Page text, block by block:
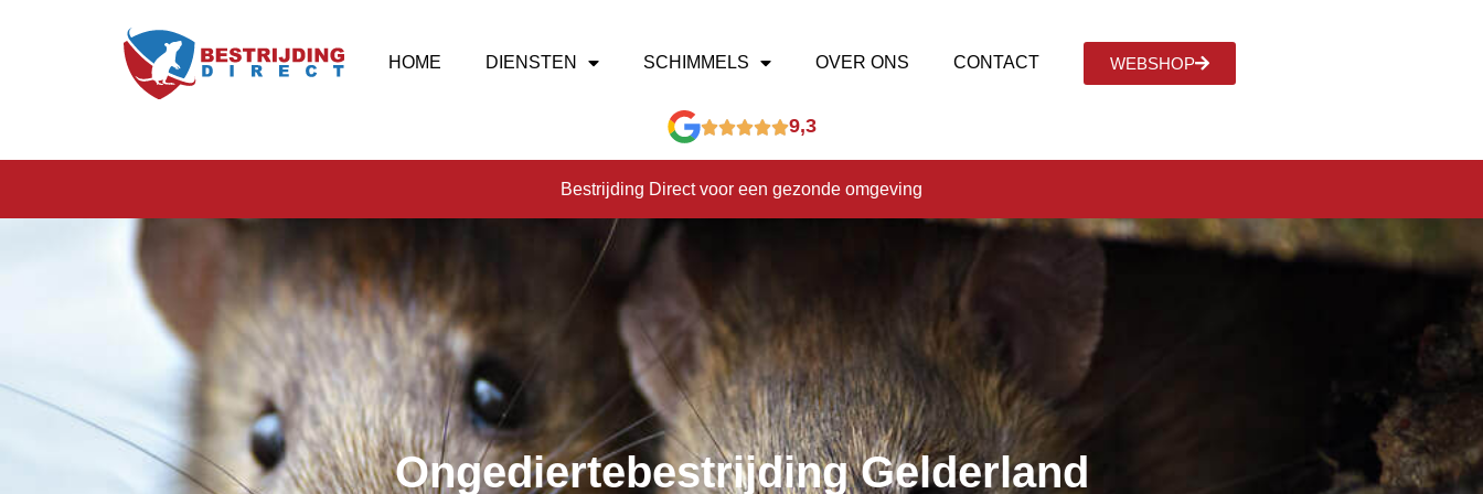
HOME DIENSTEN SCHIMMELS OVER ONS CONTACT WEBSHOP
9,3
Bestrijding Direct voor een gezonde omgeving
Ongediertebestrijding Gelderland